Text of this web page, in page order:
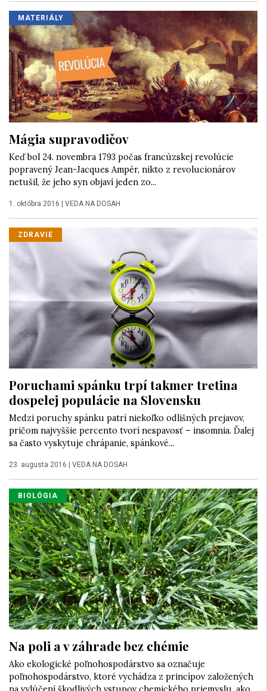
MATERIÁLY
Mágia supravodičov
Keď bol 24. novembra 1793 počas francúzskej revolúcie
popravený Jean-Jacques Ampér, nikto z revolucionárov
netušil, že jeho syn objaví jeden zo...
1. októbra 2016 | VEDA NA DOSAH
ZDRAVIE
Poruchami spánku trpí takmer tretina
dospelej populácie na Slovensku
Medzi poruchy spánku patrí niekoľko odlišných prejavov,
pričom najvyššie percento tvorí nespavosť – insomnia. Ďalej
sa často vyskytuje chrápanie, spánkové...
23. augusta 2016 VEDA NA DOSAH
BIOLÓGIA
Na poli a v záhrade bez chémie
Ako ekologické poľnohospodárstvo sa označuje
poľnohospodárstvo, ktoré vychádza z princípov založených